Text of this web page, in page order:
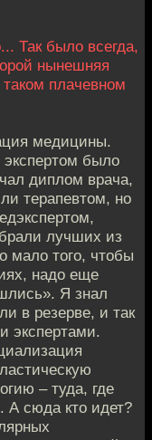
Так было всегда,
нынешняя
плачевном
медицины.
экспертом было
диплом врача,
терапевтом, но
лучших из
мало того, чтобы
надо еще
Я знал
в резерве, и так
экспертами.
– туда, где
А сюда кто идет?